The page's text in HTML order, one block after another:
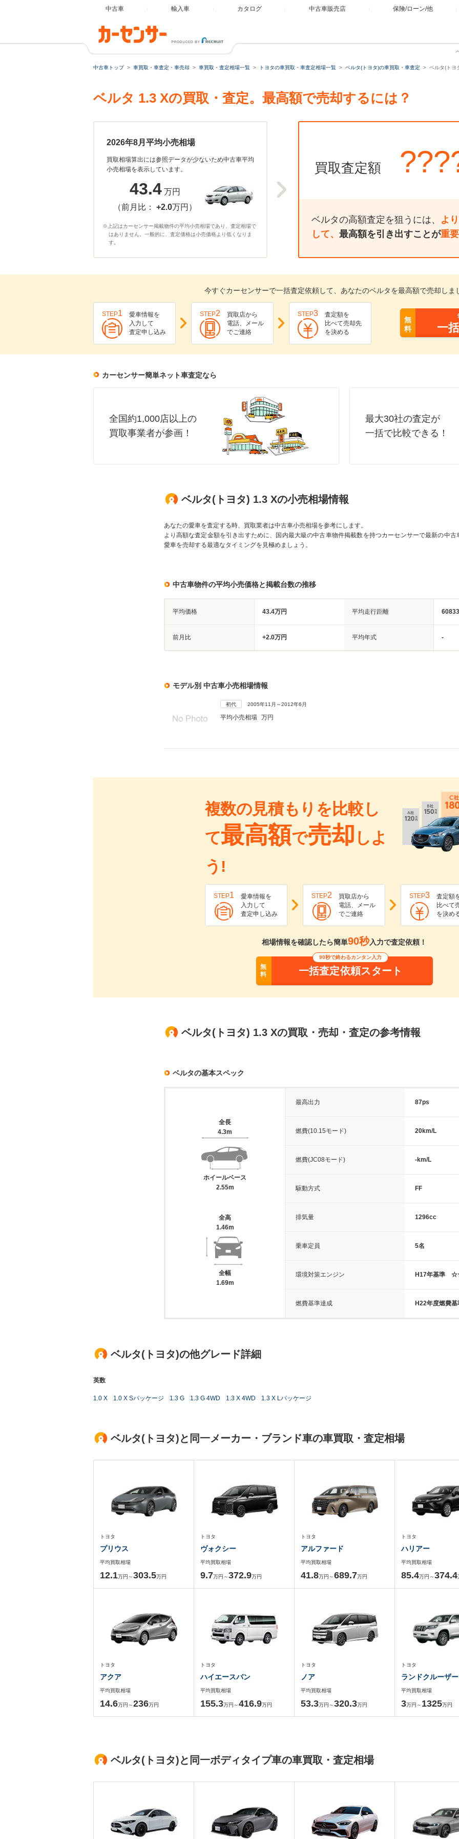
中古車 輸入車 カタログ 中古車販売店 保険/ローン/他
中古車トップ 車買取・車査定・車売却 車買取・査定相場一覧 トヨタの車買取・車査定相場一覧 ベルタ(トヨタ)の車買取・車査定 ベルタ(トヨ
ベルタ 1.3 Xの買取・査定。最高額で売却するには？
2026年8月平均小売相場
買取相場算出には参照データが少ないため中古車平均
小売相場を表示しています。
43.4 万円
（前月比： +2.0万円）
※上記はカーセンサー掲載物件の平均小売相場であり、査定相場で
はありません。一般的に、査定価格は小売価格より低くなりま
す。
買取査定額
ベルタの高額査定を狙うには、 よ
して、 最高額を引き出すことが重要
今すぐカーセンサーで一括査定依頼して、あなたのベルタを最高額で売却しま
STEP1
愛車情報を
入力して
査定申し込み
STEP2
買取店から
電話、メール
でご連絡
STEP3
査定額を
比べて売却先
を決める
無
料
一
カーセンサー簡単ネット車査定なら
全国約1,000店以上の
買取事業者が参画！
最大30社の査定が
一括で比較できる！
ベルタ(トヨタ) 1.3 Xの小売相場情報
あなたの愛車を査定する時、買取業者は中古車小売相場を参考にします。
より高額な査定金額を引き出すために、国内最大級の中古車物件掲載数を持つカーセンサーで最新の中古
愛車を売却する最適なタイミングを見極めましょう。
中古車物件の平均小売価格と掲載台数の推移
平均価格 43.4万円 平均走行距離
前月比 +2.0万円 平均年式 -
モデル別 中古車小売相場情報
初代 2005年11月～2012年6月
平均小売相場 万円
複数の見積もりを比較し
て最高額で売却 しよ
う!
STEP1
愛車情報を
入力して
査定申し込み
STEP2
買取店から
電話、メール
でご連絡
STEP3
査定額
比べて
を決め
相場情報を確認したら簡単90秒入力で査定依頼！
無
料
90秒で終わるカンタン入力
一括査定依頼スタート
ベルタ(トヨタ) 1.3 Xの買取・売却・査定の参考情報
ベルタの基本スペック
全長
4.3m
ホイールベース
2.55m
全高
1.46m
全幅
1.69m
最高出力 87ps
燃費(10.15モード) 20km/L
燃費(JC08モード) -km/L
駆動方式 FF
排気量 1296cc
乗車定員 5名
環境対策エンジン H17年基準
燃費基準達成 H22年度燃費
ベルタ(トヨタ)の他グレード詳細
英数
1.0 X 1.0 X Sパッケージ 1.3 G 1.3 G 4WD 1.3 X 4WD 1.3 X Lパッケージ
ベルタ(トヨタ)と同一メーカー・ブランド車の車買取・査定相場
トヨタ
プリウス
平均買取相場
12.1万円～303.5万円
トヨタ
ヴォクシー
平均買取相場
9.7万円～372.9万円
トヨタ
アルファード
平均買取相場
41.8万円～689.7万円
トヨタ
ハリアー
平均買取相場
85.4万円～374.4
トヨタ
アクア
平均買取相場
14.6万円～236万円
トヨタ
ハイエースバン
平均買取相場
155.3万円～416.9万円
トヨタ
ノア
平均買取相場
53.3万円～320.3万円
トヨタ
ランドクルーザ
平均買取相場
3万円～ 1325万円
ベルタ(トヨタ)と同一ボディタイプ車の車買取・査定相場